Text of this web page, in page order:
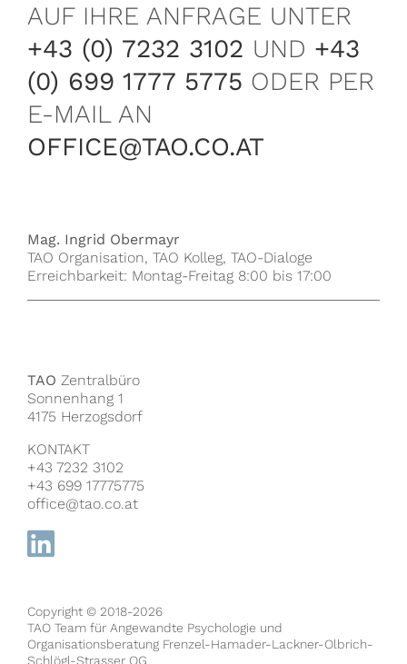
AUF IHRE ANFRAGE UNTER
+43 (0) 7232 3102 UND +43
(0) 699 1777 5775 ODER PER
E-MAIL AN
OFFICE@TAO.CO.AT
Mag. Ingrid Obermayr
TAO Organisation, TAO Kolleg, TAO-Dialoge
Erreichbarkeit: Montag-Freitag 8:00 bis 17:00
TAO Zentralbüro
Sonnenhang 1
4175 Herzogsdorf
KONTAKT
+43 7232 3102
+43 699 17775775
office@tao.co.at
Copyright © 2018-2026
TAO Team für Angewandte Psychologie und
Organisationsberatung Frenzel-Hamader-Lackner-Olbrich-
Schlögl-Strasser OG